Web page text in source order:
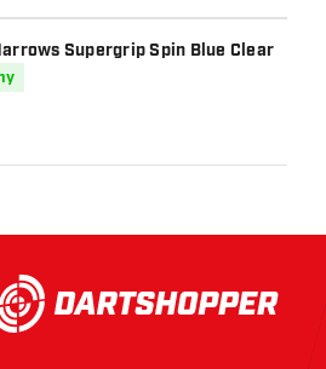
Supergrip Spin Blue Clear
Darmowa wysyłka od 250 złoty